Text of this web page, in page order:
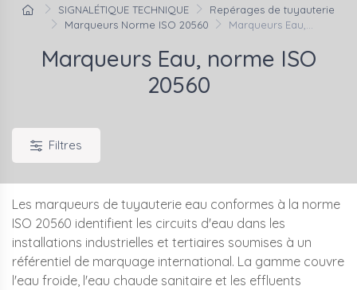
SIGNALÉTIQUE TECHNIQUE
Repérages de tuyauterie
Marqueurs Norme ISO 20560
Marqueurs Eau,...
Marqueurs Eau, norme ISO
20560
Filtres
Les marqueurs de tuyauterie eau conformes à la norme
ISO 20560 identifient les circuits d'eau dans les
installations industrielles et tertiaires soumises à un
référentiel de marquage international. La gamme couvre
l'eau froide, l'eau chaude sanitaire et les effluents